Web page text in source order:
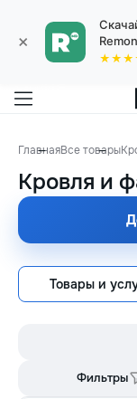
×
ГлавнаяВсе товары
Кровля и
Товары и
Фильтры